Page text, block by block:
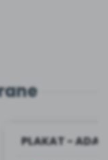
PLAKAT -